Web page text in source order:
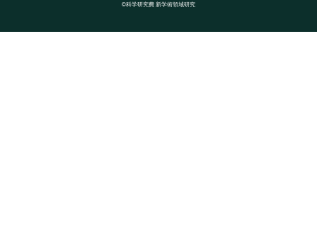
©科学研究費 新学術領域研究